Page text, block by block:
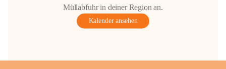
Müllabfuhr in deiner Region an.
Kalender ansehen